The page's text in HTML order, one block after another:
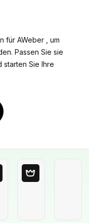
für AWeber , um
Passen Sie sie
starten Sie Ihre